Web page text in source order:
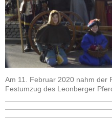
Am 11. Februar 2020 nahm der
Festumzug des Leonberger